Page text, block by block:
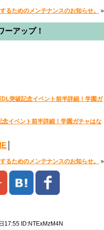
るためのメンテナンスのお知らせ。 »
ーアップ！
突破記念イベント前半詳細！学園ガ
イベント前半詳細！学園ガチャはな
るためのメンテナンスのお知らせ。 »
17:55 ID:NTExMzM4N